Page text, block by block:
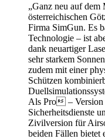
„Ganz neu auf dem
österreichischen
Firma SimGun. Es
Technologie – ist
dank neuartiger
sehr starkem
zudem mit einer
Schützen
Als Pro – Version
Sicherheitsdienste
Zivilversion für
beiden Fällen bietet